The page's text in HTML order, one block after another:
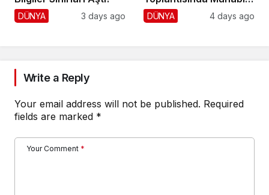
DÜNYA 3 days ago
Fena Yerden Aldı
DÜNYA 4 days ago
Write a Reply
Your email address will not be published. Required
fields are marked *
Your Comment *